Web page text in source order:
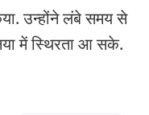
उन्होंने लंबे समय से
में स्थिरता आ सके.